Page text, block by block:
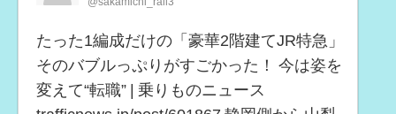
たった1編成だけの「豪華2階建てJR特急」
そのバブルっぷりがすごかった！ 今は姿を
変えて“転職” | 乗りものニュース